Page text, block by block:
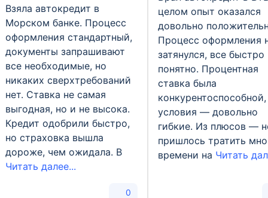
Взяла автокредит в
Морском банке. Процесс
оформления стандартный,
документы запрашивают
все необходимые, но
никаких сверхтребований
нет. Ставка не самая
выгодная, но и не высока.
Кредит одобрили быстро,
но страховка вышла
дороже, чем ожидала. В
Читать далее...
0
целом опыт оказался
довольно
Процесс оформления
затянулся, все быстро
понятно. Процентная
ставка была
условия — довольно
гибкие. Из плюсов —
пришлось тратить
времени на Читать